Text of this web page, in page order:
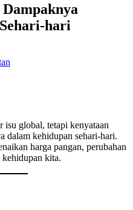
hari
isu global, tetapi kenyataan
dalam kehidupan sehari-hari.
harga pangan, perubahan
kita.